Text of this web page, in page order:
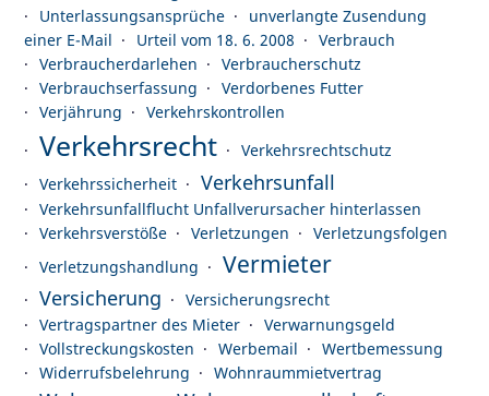
Unterlassungsansprüche
unverlangte Zusendung
einer E-Mail
Urteil vom 18. 6. 2008
Verbrauch
Verbraucherdarlehen
Verbraucherschutz
Verbrauchserfassung
Verdorbenes Futter
Verjährung
Verkehrskontrollen
Verkehrsrecht
Verkehrsrechtschutz
Verkehrssicherheit
Verkehrsunfall
Verkehrsunfallflucht Unfallverursacher hinterlassen
Verkehrsverstöße
Verletzungen
Verletzungsfolgen
Verletzungshandlung
Vermieter
Versicherung
Versicherungsrecht
Vertragspartner des Mieter
Verwarnungsgeld
Vollstreckungskosten
Werbemail
Wertbemessung
Widerrufsbelehrung
Wohnraummietvertrag